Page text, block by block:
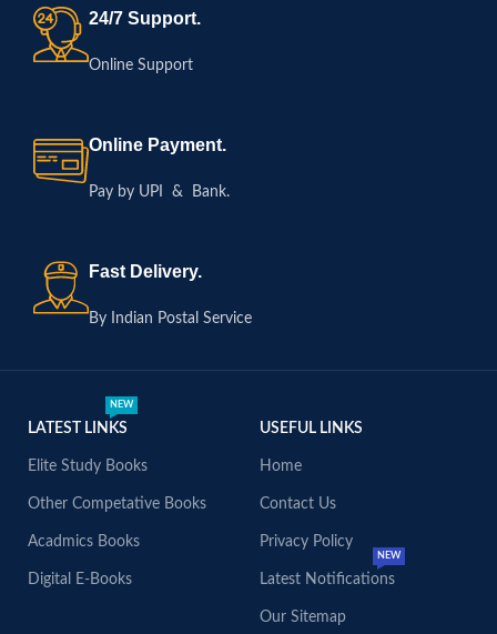
24/7 Support.
Online Support
Online Payment.
Pay by UPI & Bank.
Fast Delivery.
By Indian Postal Service
LATEST LINKS
NEW
Elite Study Books
Other Competative Books
Acadmics Books
Digital E-Books
USEFUL LINKS
Home
Contact Us
Privacy Policy
Latest Notifications
NEW
Our Sitemap